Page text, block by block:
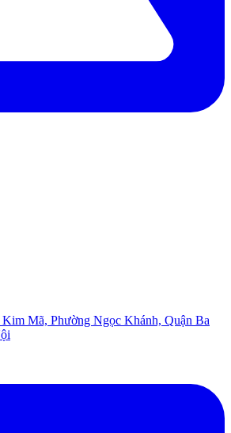
Kim Mã, Phường Ngọc Khánh, Quận Ba